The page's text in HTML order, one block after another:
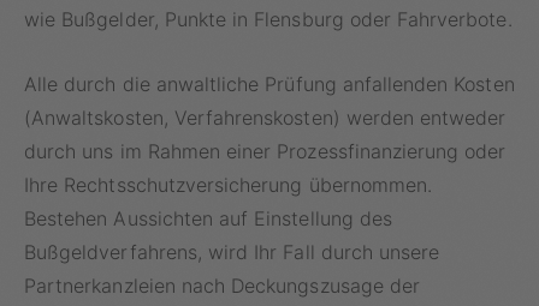
wie Bußgelder, Punkte in Flensburg oder Fahrverbote.
Alle durch die anwaltliche Prüfung anfallenden Kosten
(Anwaltskosten, Verfahrenskosten) werden entweder
durch uns im Rahmen einer Prozessfinanzierung oder
Ihre Rechtsschutzversicherung übernommen.
Bestehen Aussichten auf Einstellung des
Bußgeldverfahrens, wird Ihr Fall durch unsere
Partnerkanzleien nach Deckungszusage der